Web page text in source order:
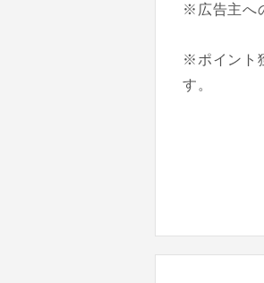
※広告主へ
※ポイント
す。